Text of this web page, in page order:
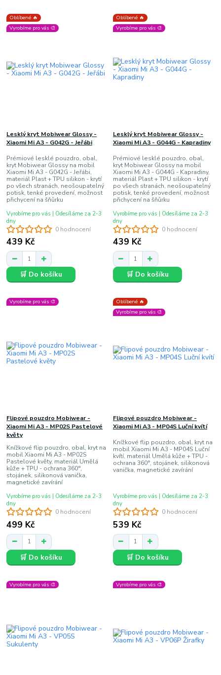
Oblíbené 🔥
Vyrobíme pro vás 🎨
0 hodnocení
Lesklý kryt Mobiwear Glossy -
Xiaomi Mi A3 - G042G - Jeřábi
Prémiové lesklé pouzdro, obal,
kryt Mobiwear Glossy na mobil
Xiaomi Mi A3 - G042G - Jeřábi,
materiál Plast + TPU silikon - krytí
po všech stranách, neošoupatelný
potisk, tenké provedení, možnost
přichycení na šňůrku
439 Kč
Vyrobíme pro vás | Odesíláme za 2-3
dny
🛒 Do košíku
Oblíbené 🔥
Vyrobíme pro vás 🎨
0 hodnocení
Lesklý kryt Mobiwear Glossy -
Xiaomi Mi A3 - G044G - Kapradiny
Prémiové lesklé pouzdro, obal,
kryt Mobiwear Glossy na mobil
Xiaomi Mi A3 - G044G - Kapradiny,
materiál Plast + TPU silikon - krytí
po všech stranách, neošoupatelný
potisk, tenké provedení, možnost
přichycení na šňůrku
439 Kč
Vyrobíme pro vás | Odesíláme za 2-3
dny
🛒 Do košíku
Vyrobíme pro vás 🎨
0 hodnocení
Flipové pouzdro Mobiwear -
Xiaomi Mi A3 - MP02S Pastelové
květy
Knížkové flip pouzdro, obal, kryt na
mobil Xiaomi Mi A3 - MP02S
Pastelové květy, materiál Umělá
kůže + TPU - ochrana 360°,
stojánek, silikonová vanička,
magnetické zavírání
499 Kč
Vyrobíme pro vás | Odesíláme za 2-3
dny
🛒 Do košíku
Oblíbené 🔥
Vyrobíme pro vás 🎨
0 hodnocení
Flipové pouzdro Mobiwear -
Xiaomi Mi A3 - MP04S Luční kvítí
Knížkové flip pouzdro, obal, kryt na
mobil Xiaomi Mi A3 - MP04S Luční
kvítí, materiál Umělá kůže + TPU -
ochrana 360°, stojánek, silikonová
vanička, magnetické zavírání
539 Kč
Vyrobíme pro vás | Odesíláme za 2-3
dny
🛒 Do košíku
Vyrobíme pro vás 🎨 Vyrobíme pro vás 🎨